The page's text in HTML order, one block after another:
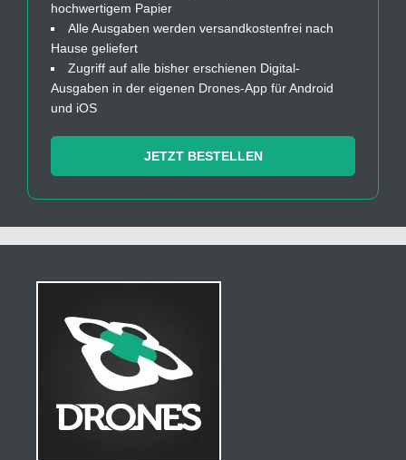
hochwertigem Papier
Alle Ausgaben werden versandkostenfrei nach
Hause geliefert
Zugriff auf alle bisher erschienen Digital-
Ausgaben in der eigenen Drones-App für Android
und iOS
JETZT BESTELLEN